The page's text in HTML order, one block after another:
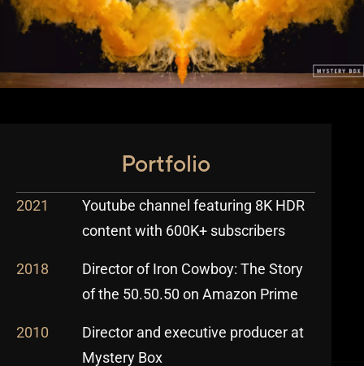
Portfolio
2021
Youtube channel featuring 8K HDR
content with 600K+ subscribers
2018
Director of Iron Cowboy: The Story
of the 50.50.50 on Amazon Prime
2010
Director and executive producer at
Mystery Box